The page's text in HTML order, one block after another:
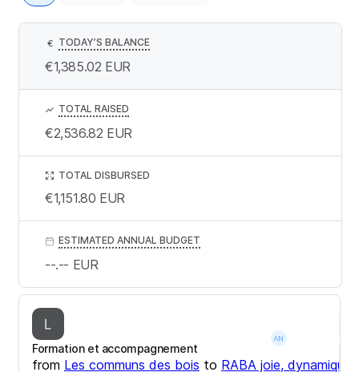
Formation et accompagnement
from Les communs des bois to RABA joie, dynamique
€ TODAY’S BALANCE
€1,385.02 EUR
TOTAL RAISED
€2,536.82 EUR
TOTAL DISBURSED
€1,151.80 EUR
ESTIMATED ANNUAL BUDGET
--.-- EUR